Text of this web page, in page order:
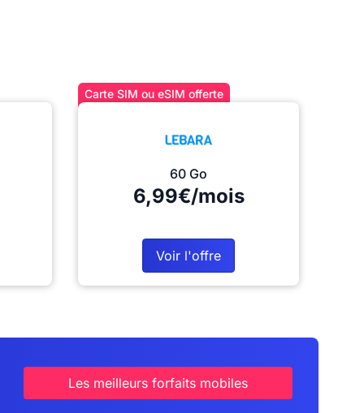
Carte SIM ou eSIM offerte
60 Go
6,99€/mois
Voir l'offre
Les meilleurs forfaits mobiles